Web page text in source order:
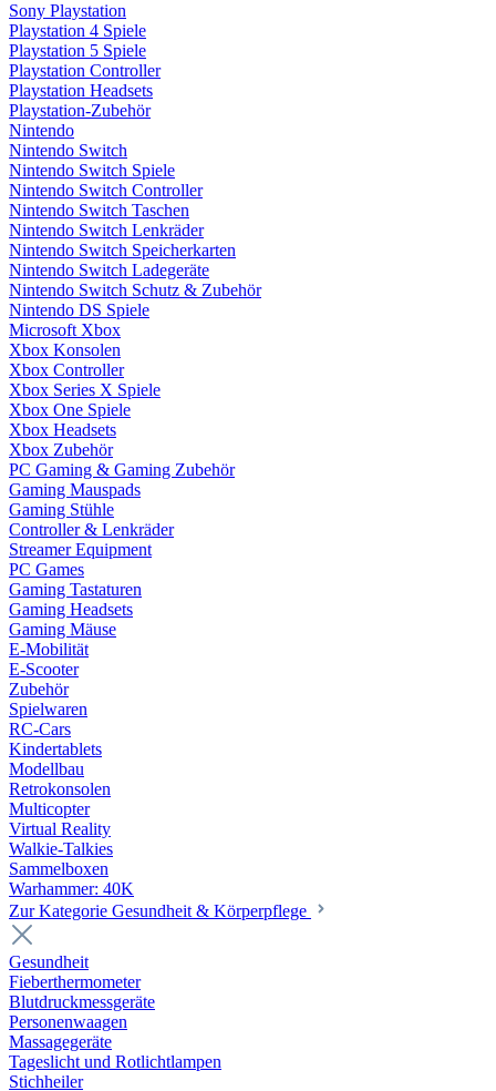
Sony Playstation
Playstation 4 Spiele
Playstation 5 Spiele
Playstation Controller
Playstation Headsets
Playstation-Zubehör
Nintendo
Nintendo Switch
Nintendo Switch Spiele
Nintendo Switch Controller
Nintendo Switch Taschen
Nintendo Switch Lenkräder
Nintendo Switch Speicherkarten
Nintendo Switch Ladegeräte
Nintendo Switch Schutz & Zubehör
Nintendo DS Spiele
Microsoft Xbox
Xbox Konsolen
Xbox Controller
Xbox Series X Spiele
Xbox One Spiele
Xbox Headsets
Xbox Zubehör
PC Gaming & Gaming Zubehör
Gaming Mauspads
Gaming Stühle
Controller & Lenkräder
Streamer Equipment
PC Games
Gaming Tastaturen
Gaming Headsets
Gaming Mäuse
E-Mobilität
E-Scooter
Zubehör
Spielwaren
RC-Cars
Kindertablets
Modellbau
Retrokonsolen
Multicopter
Virtual Reality
Walkie-Talkies
Sammelboxen
Warhammer: 40K
Zur Kategorie Gesundheit & Körperpflege
Gesundheit
Fieberthermometer
Blutdruckmessgeräte
Personenwaagen
Massagegeräte
Tageslicht und Rotlichtlampen
Stichheiler